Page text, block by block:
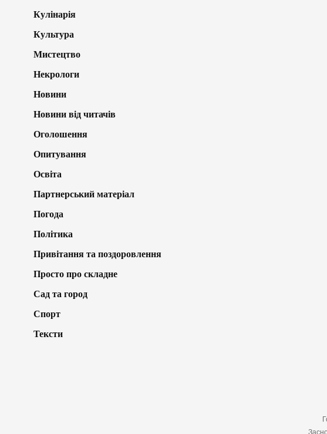
Кулінарія
Культура
Мистецтво
Некрологи
Новини
Новини від читачів
Оголошення
Опитування
Освіта
Партнерський матеріал
Погода
Політика
Привітання та поздоровлення
Просто про складне
Сад та город
Спорт
Тексти